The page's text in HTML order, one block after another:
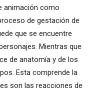
animación como
de gestación de
que se encuentre
Mientras que
de anatomía y de los
Esta comprende la
son las reacciones de